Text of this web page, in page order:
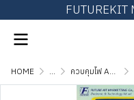
FUTUREKIT
HOME ... ควบคุมไฟ AC ด้วยแสง, เสียง, รีโมท และตั้งเวลา